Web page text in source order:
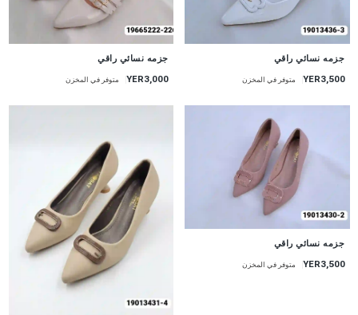
جزمه نسائي راقي
YER3,500 متوفر في المخزن
جزمه نسائي راقي
YER3,000 متوفر في المخزن
جزمه نسائي راقي
YER3,500 متوفر في المخزن